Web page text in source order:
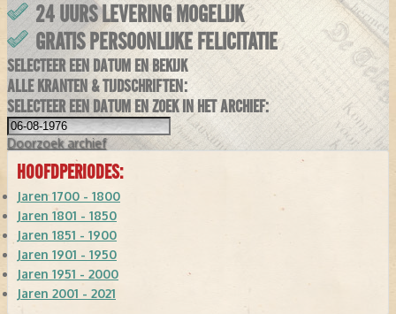
24 UURS LEVERING MOGELIJK
GRATIS PERSOONLIJKE FELICITATIE
SELECTEER EEN DATUM EN BEKIJK
ALLE KRANTEN & TIJDSCHRIFTEN:
SELECTEER EEN DATUM EN ZOEK IN HET ARCHIEF:
Doorzoek archief
HOOFDPERIODES:
Jaren 1700 - 1800
Jaren 1801 - 1850
Jaren 1851 - 1900
Jaren 1901 - 1950
Jaren 1951 - 2000
Jaren 2001 - 2021